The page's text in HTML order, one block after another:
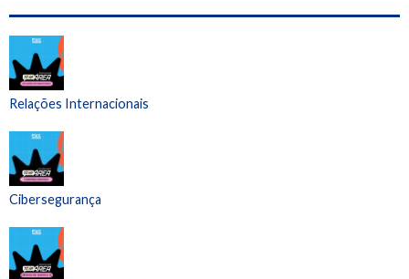
Relações Internacionais
Cibersegurança